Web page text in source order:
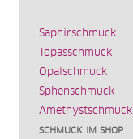
Saphirschmuck
Topasschmuck
Opalschmuck
Sphenschmuck
Amethystschmuck
SCHMUCK IM SHOP